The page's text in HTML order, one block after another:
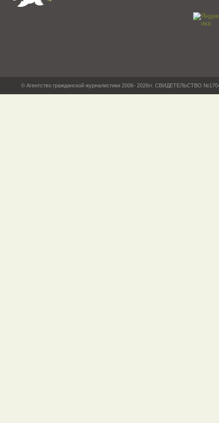
© Агентство гражданской журналистики 2006- 2026гг. СВИДЕТЕЛЬСТВО